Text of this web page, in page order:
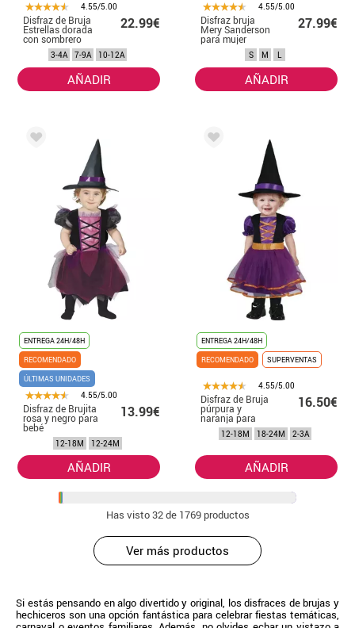
4.55/5.00
Disfraz de Bruja
Estrellas dorada
con sombrero
para niña
22.99€
3-4A 7-9A 10-12A
AÑADIR
4.55/5.00
Disfraz bruja
Mery Sanderson
para mujer
27.99€
S M L
AÑADIR
ENTREGA 24H/48H
RECOMENDADO
ÚLTIMAS UNIDADES
4.55/5.00
Disfraz de Brujita
rosa y negro para
bebé
13.99€
12-18M 12-24M
AÑADIR
ENTREGA 24H/48H
RECOMENDADO
SUPERVENTAS
4.55/5.00
Disfraz de Bruja
púrpura y
naranja para
niña y bebé
16.50€
12-18M 18-24M 2-3A
AÑADIR
Has visto32de 1769 productos
Ver más productos
Si estás pensando en algo divertido y original, los disfraces de brujas y
hechiceros son una opción fantástica para celebrar fiestas temáticas,